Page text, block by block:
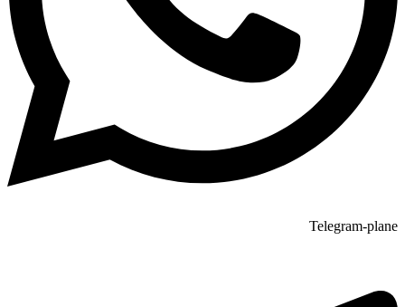
Telegram-plane